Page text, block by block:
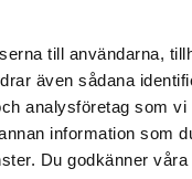
till användarna,
även sådana
analysföretag som vi
information som
Du godkänner